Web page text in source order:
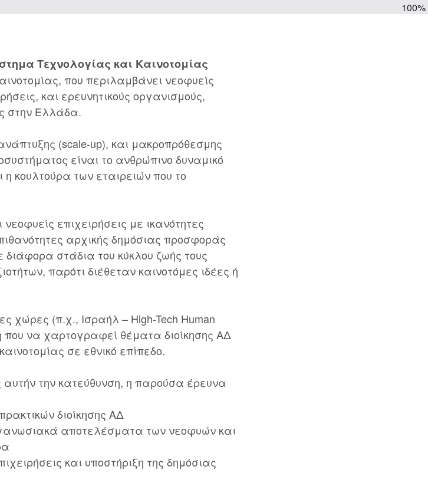
100%
Tεχνολογίας και Kαινοτομίας
που περιλαμβάνει νεοφυείς
και ερευνητικούς οργανισμούς,
στην Ελλάδα.
(scale-up), και μακροπρόθεσμης
είναι το ανθρώπινο δυναμικό
η κουλτούρα των εταιρειών που το
νεοφυείς επιχειρήσεις με ικανότητες
αρχικής δημόσιας προσφοράς
στάδια του κύκλου ζωής τους
παρότι διέθεταν καινοτόμες ιδέες ή
χώρες (π.χ., Ισραήλ – High-Tech Human
που να χαρτογραφεί θέματα διοίκησης ΑΔ
σε εθνικό επίπεδο.
την κατεύθυνση, η παρούσα έρευνα
διοίκησης ΑΔ
αποτελέσματα των νεοφυών και
και υποστήριξη της δημόσιας